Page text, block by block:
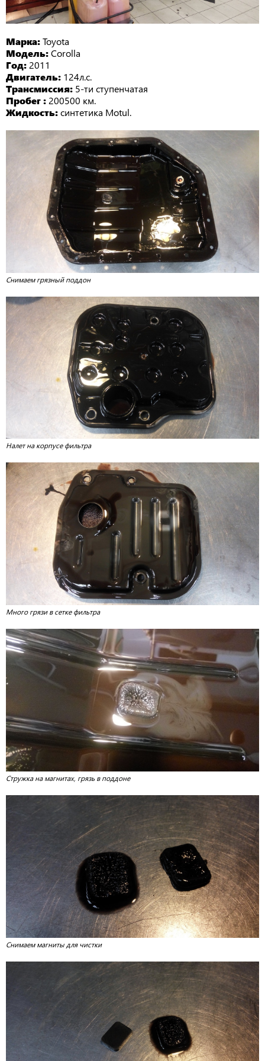
Марка:Toyota
Модель:Corolla
Год: 2011
Двигатель: 124л.с.
Трансмиссия: 5-ти ступенчатая
Пробег : 200500 км.
Жидкость:синтетика Motul.
Снимаем грязный поддон
Налет на корпусе фильтра
Много грязи в сетке фильтра
Стружка на магнитах, грязь в поддоне
Снимаем магниты для чистки